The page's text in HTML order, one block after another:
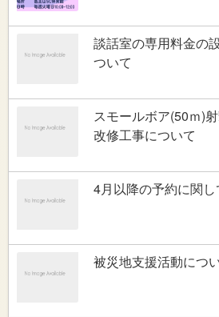
談話室の専用料金の
ついて
スモールボア(50ｍ)
改修工事について
4月以降の予約に関し
被災地支援活動につ